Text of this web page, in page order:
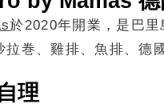
於2020年開業，是巴
拉巻、雞排、魚排、德
理